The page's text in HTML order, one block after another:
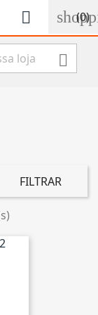
(0)


FILTRAR